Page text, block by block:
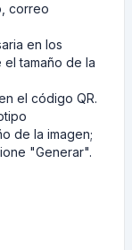
correo
en los
tamaño de la
el código QR.
de la imagen;
"Generar".